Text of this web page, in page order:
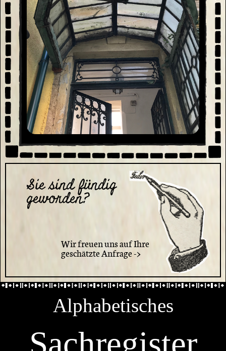
Sie sind fündig
geworden?
Wir freuen uns auf Ihre
geschätzte Anfrage ->
Alphabetisches
Sachregister